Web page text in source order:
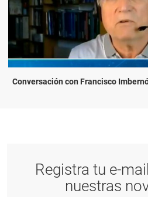
Conversación con Francisco
Registra tu e-
nuestras